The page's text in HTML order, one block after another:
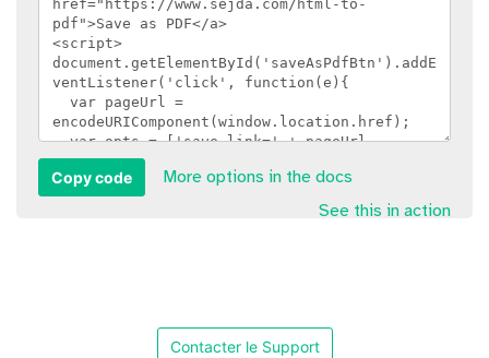
Copy code
More options in the docs
See this in action
Contacter le Support